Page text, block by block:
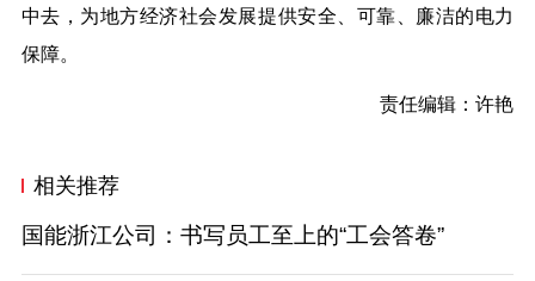
中去，为地方经济社会发展提供安全、可靠、廉洁的电力
保障。
责任编辑：许艳
相关推荐
国能浙江公司：书写员工至上的“工会答卷”